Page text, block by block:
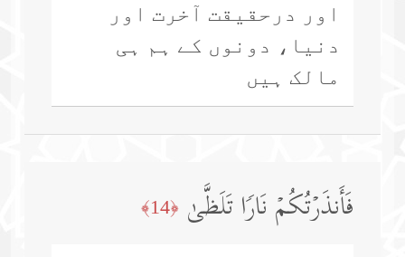
اور درحقیقت آخرت اور
دنیا، دونوں کے ہم ہی
مالک ہیں
فَأَنذَرۡتُكُمۡ نَارࣰا تَلَظَّىٰ ﴿14﴾